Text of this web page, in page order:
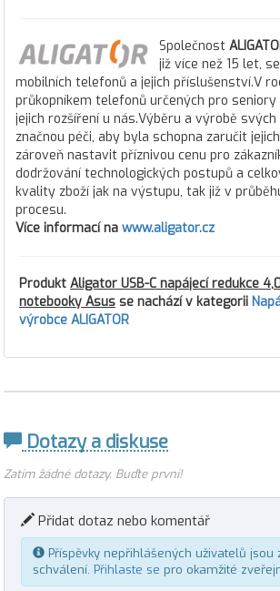
Společnost
již více než 15 let,
mobilních telefonů a jejich příslušenství.V
průkopníkem telefonů určených pro seniory
jejich rozšíření u nás.Výběru a výrobě
značnou péči, aby byla schopna zaručit
zároveň nastavit příznivou cenu pro
dodržování technologických postupů a
kvality zboží jak na výstupu, tak již v
procesu.
Více informací na www.aligator.cz
Produkt Aligator USB-C napájecí redukce
notebooky Asus se nachází v kategorii
výrobce ALIGATOR
Dotazy a diskuse
Zatím žádné dotazy. Buďte první!
Přidat dotaz nebo komentář
Příspěvky nepřihlášených uživatelů jsou
schválení. Přihlaste se pro okamžité